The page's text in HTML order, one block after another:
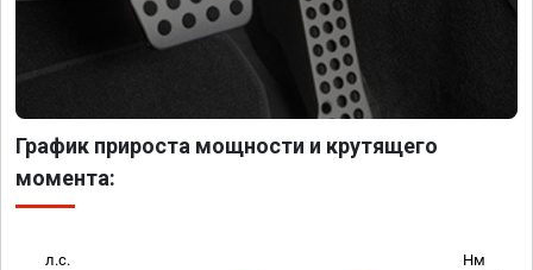
График прироста мощности и крутящего
момента:
л.с. Нм